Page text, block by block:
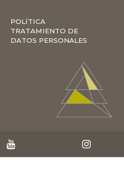
POLÍTICA
TRATAMIENTO DE
DATOS PERSONALES